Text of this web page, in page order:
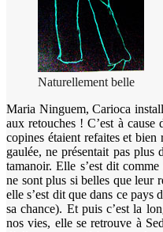
Naturellement belle
Maria Ninguem, Carioca
aux retouches ! C’est à cause
copines étaient refaites et
gaulée, ne présentait pas plus
tamanoir. Elle s’est dit
ne sont plus si belles que leur
elle s’est dit que dans ce pays
sa chance). Et puis c’est la
nos vies, elle se retrouve à